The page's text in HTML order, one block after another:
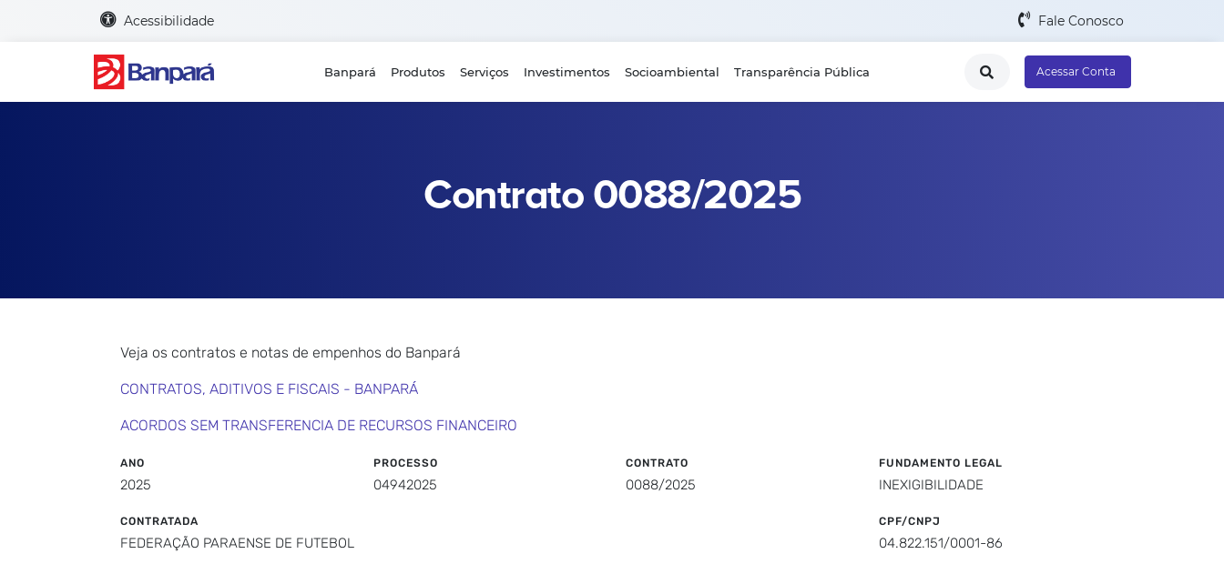
Acessibilidade Fale Conosco
Banpará Produtos Serviços Investimentos Socioambiental Transparência Pública Acessar Conta
Contrato 0088/2025
Veja os contratos e notas de empenhos do Banpará
CONTRATOS, ADITIVOS E FISCAIS - BANPARÁ
ACORDOS SEM TRANSFERENCIA DE RECURSOS FINANCEIRO
ANO
2025
PROCESSO
04942025
CONTRATO
0088/2025
FUNDAMENTO LEGAL
INEXIGIBILIDADE
CONTRATADA
FEDERAÇÃO PARAENSE DE FUTEBOL
CPF/CNPJ
04.822.151/0001-86